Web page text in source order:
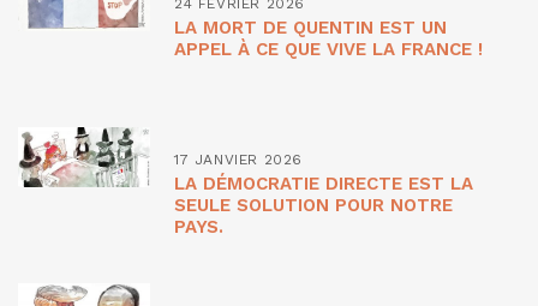
24 FÉVRIER 2026
LA MORT DE QUENTIN EST UN
APPEL À CE QUE VIVE LA FRANCE !
17 JANVIER 2026
LA DÉMOCRATIE DIRECTE EST LA
SEULE SOLUTION POUR NOTRE
PAYS.